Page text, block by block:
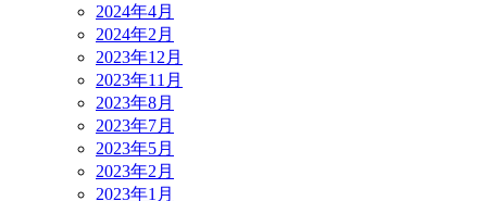
2024年4月
2024年2月
2023年12月
2023年11月
2023年8月
2023年7月
2023年5月
2023年2月
2023年1月